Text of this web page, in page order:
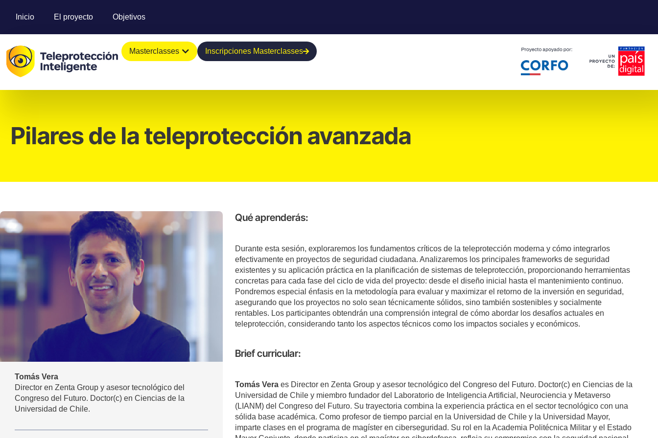
Inicio El proyecto Objetivos
Masterclasses Inscripciones Masterclasses
Pilares de la teleprotección avanzada
Tomás Vera
Director en Zenta Group y asesor tecnológico del
Congreso del Futuro. Doctor(c) en Ciencias de la
Universidad de Chile.
Qué aprenderás:
Durante esta sesión, exploraremos los fundamentos críticos de la teleprotección moderna y cómo integrarlos
efectivamente en proyectos de seguridad ciudadana. Analizaremos los principales frameworks de seguridad
existentes y su aplicación práctica en la planificación de sistemas de teleprotección, proporcionando herramientas
concretas para cada fase del ciclo de vida del proyecto: desde el diseño inicial hasta el mantenimiento continuo.
Pondremos especial énfasis en la metodología para evaluar y maximizar el retorno de la inversión en seguridad,
asegurando que los proyectos no solo sean técnicamente sólidos, sino también sostenibles y socialmente
rentables. Los participantes obtendrán una comprensión integral de cómo abordar los desafíos actuales en
teleprotección, considerando tanto los aspectos técnicos como los impactos sociales y económicos.
Brief curricular:
Tomás Vera es Director en Zenta Group y asesor tecnológico del Congreso del Futuro. Doctor(c) en Ciencias de la
Universidad de Chile y miembro fundador del Laboratorio de Inteligencia Artificial, Neurociencia y Metaverso
(LIANM) del Congreso del Futuro. Su trayectoria combina la experiencia práctica en el sector tecnológico con una
sólida base académica. Como profesor de tiempo parcial en la Universidad de Chile y la Universidad Mayor,
imparte clases en el programa de magíster en ciberseguridad. Su rol en la Academia Politécnica Militar y el Estado